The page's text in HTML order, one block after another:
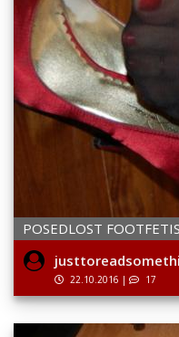
POSEDLOST
22.10.2016 | 17